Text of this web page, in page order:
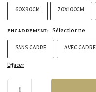
60X90CM 70X100CM
ENCADREMENT: Sélectionne
SANS CADRE AVEC CADRE
Effacer